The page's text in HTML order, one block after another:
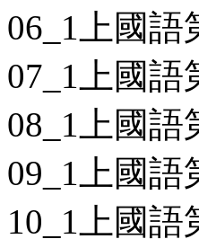
06_1上國語
07_1上國語
08_1上國語
09_1上國語
10_1上國